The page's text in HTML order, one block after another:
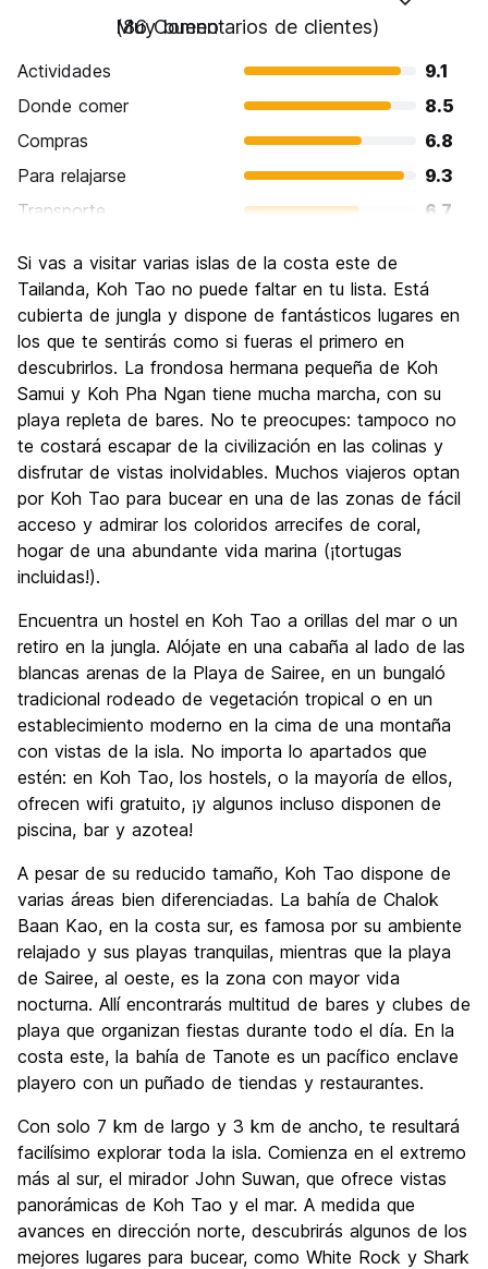
Muy bueno
(86 Comentarios de clientes)
Actividades
9.1
Donde comer
8.5
Compras
6.8
Para relajarse
9.3
Transporte
6.7
Cultura
6.1
Fiesta
8.3
Calidad Precio
Si vas a visitar varias islas de la costa este de
Tailanda, Koh Tao no puede faltar en tu lista. Está
cubierta de jungla y dispone de fantásticos lugares en
los que te sentirás como si fueras el primero en
descubrirlos. La frondosa hermana pequeña de Koh
Samui y Koh Pha Ngan tiene mucha marcha, con su
playa repleta de bares. No te preocupes: tampoco no
te costará escapar de la civilización en las colinas y
disfrutar de vistas inolvidables. Muchos viajeros optan
por Koh Tao para bucear en una de las zonas de fácil
acceso y admirar los coloridos arrecifes de coral,
hogar de una abundante vida marina (¡tortugas
incluidas!).
Encuentra un hostel en Koh Tao a orillas del mar o un
retiro en la jungla. Alójate en una cabaña al lado de las
blancas arenas de la Playa de Sairee, en un bungaló
tradicional rodeado de vegetación tropical o en un
establecimiento moderno en la cima de una montaña
con vistas de la isla. No importa lo apartados que
estén: en Koh Tao, los hostels, o la mayoría de ellos,
ofrecen wifi gratuito, ¡y algunos incluso disponen de
piscina, bar y azotea!
A pesar de su reducido tamaño, Koh Tao dispone de
varias áreas bien diferenciadas. La bahía de Chalok
Baan Kao, en la costa sur, es famosa por su ambiente
relajado y sus playas tranquilas, mientras que la playa
de Sairee, al oeste, es la zona con mayor vida
nocturna. Allí encontrarás multitud de bares y clubes de
playa que organizan fiestas durante todo el día. En la
costa este, la bahía de Tanote es un pacífico enclave
playero con un puñado de tiendas y restaurantes.
Con solo 7 km de largo y 3 km de ancho, te resultará
facilísimo explorar toda la isla. Comienza en el extremo
más al sur, el mirador John Suwan, que ofrece vistas
panorámicas de Koh Tao y el mar. A medida que
avances en dirección norte, descubrirás algunos de los
mejores lugares para bucear, como White Rock y Shark